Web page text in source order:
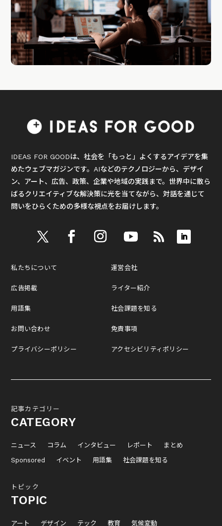
IDEAS FOR GOODは、社会を「もっと」よくするアイデアを集
めたウェブマガジンです。AIなどのテクノロジーから、デザイ
ン、アート、広告、政策、企業や地域の実践まで。世界中に散ら
ばるクリエイティブな解決策に光を当てながら、対話を通じて
問いをひらくための多様な視点をお届けします。
私たちについて
広告掲載
用語集
お問い合わせ
プライバシーポリシー
運営会社
ライター紹介
社会課題を知る
免責事項
アクセシビリティポリシー
記事カテゴリー
CATEGORY
ニュース コラム インタビュー レポート
まとめ
Sponsored
イベント 用語集 社会課題を知る
トピック
TOPIC
アート デザイン テック 教育 気候変動